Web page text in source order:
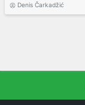
Denis Čarkadžić